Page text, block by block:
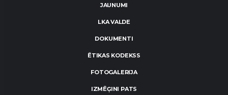
JAUNUMI
LKA VALDE
DOKUMENTI
ĒTIKAS KODEKSS
FOTOGALERIJA
IZMĒĢINI PATS